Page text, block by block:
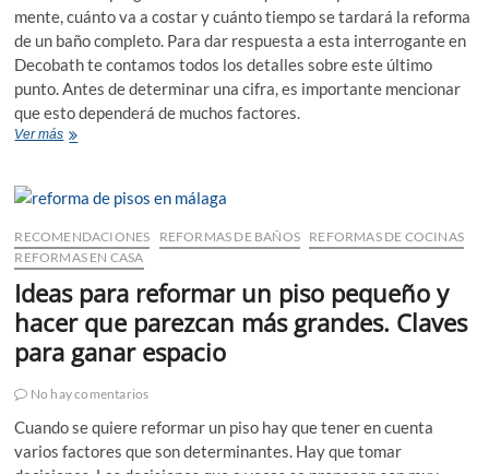
mente, cuánto va a costar y cuánto tiempo se tardará la reforma
de un baño completo. Para dar respuesta a esta interrogante en
Decobath te contamos todos los detalles sobre este último
punto. Antes de determinar una cifra, es importante mencionar
que esto dependerá de muchos factores.
Ver más¿Cuánto
la
de
un
baño
completo?
RECOMENDACIONES REFORMAS DE BAÑOS REFORMAS DE COCINAS
REFORMAS EN CASA
Ideas para reformar un piso pequeño y
hacer que parezcan más grandes. Claves
para ganar espacio
No hay comentarios
Cuando se quiere reformar un piso hay que tener en cuenta
varios factores que son determinantes. Hay que tomar